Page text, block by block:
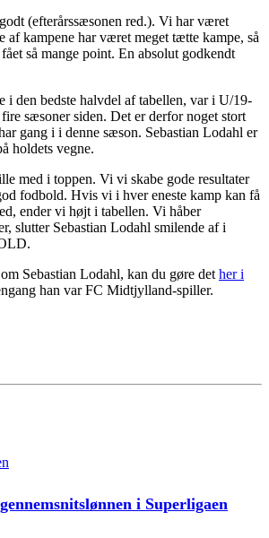
(efterårssæsonen red.). Vi har været
af kampene har været meget tætte kampe, så
så mange point. En absolut godkendt
i den bedste halvdel af tabellen, var i U/19-
sæsoner siden. Det er derfor noget stort
gang i i denne sæson. Sebastian Lodahl er
holdets vegne.
med i toppen. Vi vi skabe gode resultater
fodbold. Hvis vi i hver eneste kamp kan få
ender vi højt i tabellen. Vi håber
slutter Sebastian Lodahl smilende af i
Sebastian Lodahl, kan du gøre det her i
han var FC Midtjylland-spiller.
i Superligaen